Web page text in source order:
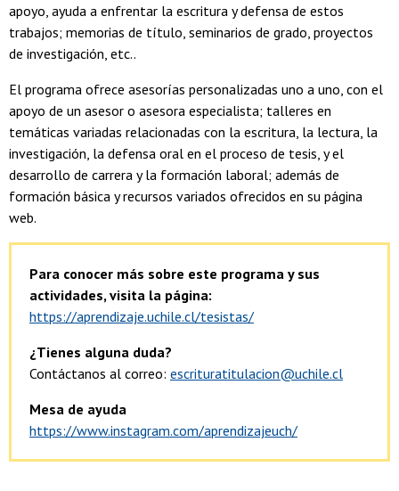
apoyo, ayuda a enfrentar la escritura y defensa de estos
trabajos; memorias de título, seminarios de grado, proyectos
de investigación, etc..
El programa ofrece asesorías personalizadas uno a uno, con el
apoyo de un asesor o asesora especialista; talleres en
temáticas variadas relacionadas con la escritura, la lectura, la
investigación, la defensa oral en el proceso de tesis, y el
desarrollo de carrera y la formación laboral; además de
formación básica y recursos variados ofrecidos en su página
web.
Para conocer más sobre este programa y sus
actividades, visita la página:
https://aprendizaje.uchile.cl/tesistas/
¿Tienes alguna duda?
Contáctanos al correo: escrituratitulacion@uchile.cl
Mesa de ayuda
https://www.instagram.com/aprendizajeuch/